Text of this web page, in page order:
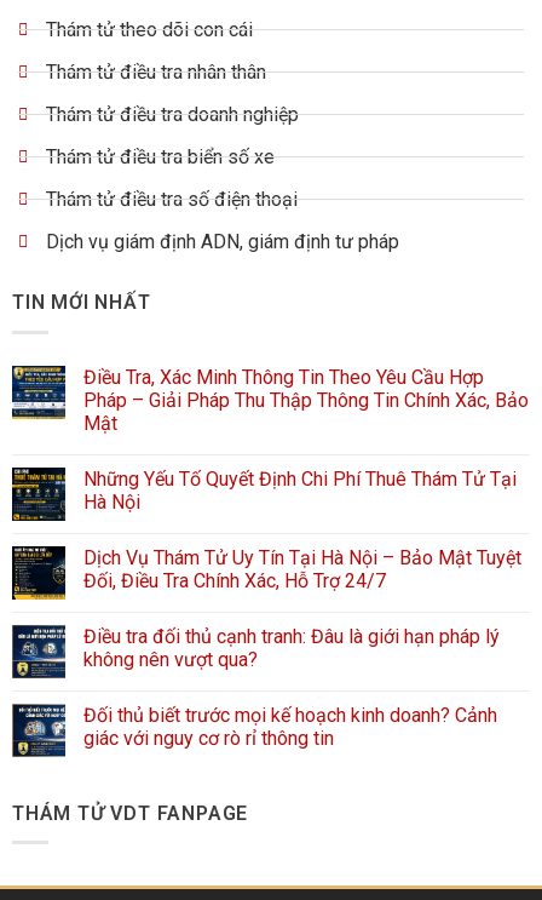
Thám tử theo dõi con cái
Thám tử điều tra nhân thân
Thám tử điều tra doanh nghiệp
Thám tử điều tra biển số xe
Thám tử điều tra số điện thoại
Dịch vụ giám định ADN, giám định tư pháp
TIN MỚI NHẤT
Điều Tra, Xác Minh Thông Tin Theo Yêu Cầu Hợp
Pháp – Giải Pháp Thu Thập Thông Tin Chính Xác, Bảo
Mật
Những Yếu Tố Quyết Định Chi Phí Thuê Thám Tử Tại
Hà Nội
Dịch Vụ Thám Tử Uy Tín Tại Hà Nội – Bảo Mật Tuyệt
Đối, Điều Tra Chính Xác, Hỗ Trợ 24/7
Điều tra đối thủ cạnh tranh: Đâu là giới hạn pháp lý
không nên vượt qua?
Đối thủ biết trước mọi kế hoạch kinh doanh? Cảnh
giác với nguy cơ rò rỉ thông tin
THÁM TỬ VDT FANPAGE